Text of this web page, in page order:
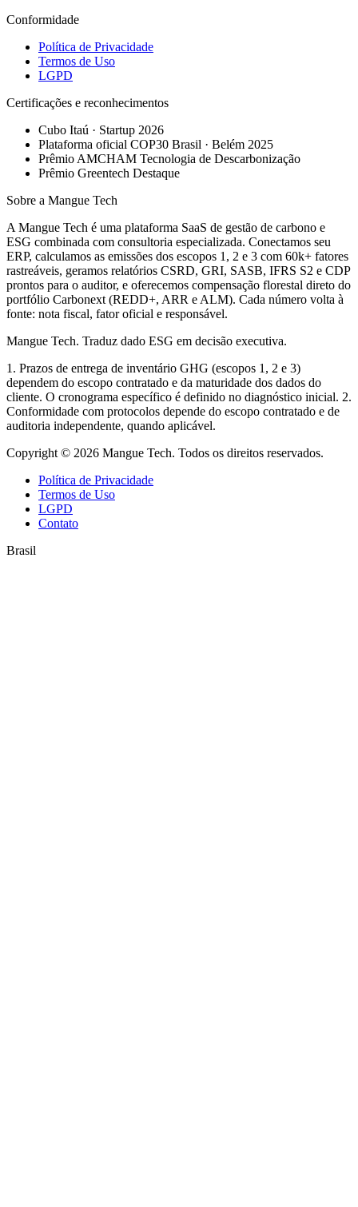
Conformidade
Política de Privacidade
Termos de Uso
LGPD
Certificações e reconhecimentos
Cubo Itaú · Startup 2026
Plataforma oficial COP30 Brasil · Belém 2025
Prêmio AMCHAM Tecnologia de Descarbonização
Prêmio Greentech Destaque
Sobre a Mangue Tech
A Mangue Tech é uma plataforma SaaS de gestão de carbono e
ESG combinada com consultoria especializada. Conectamos seu
ERP, calculamos as emissões dos escopos 1, 2 e 3 com 60k+ fatores
rastreáveis, geramos relatórios CSRD, GRI, SASB, IFRS S2 e CDP
prontos para o auditor, e oferecemos compensação florestal direto do
portfólio Carbonext (REDD+, ARR e ALM). Cada número volta à
fonte: nota fiscal, fator oficial e responsável.
Mangue Tech. Traduz dado ESG em decisão executiva.
1. Prazos de entrega de inventário GHG (escopos 1, 2 e 3)
dependem do escopo contratado e da maturidade dos dados do
cliente. O cronograma específico é definido no diagnóstico inicial. 2.
Conformidade com protocolos depende do escopo contratado e de
auditoria independente, quando aplicável.
Copyright © 2026 Mangue Tech. Todos os direitos reservados.
Política de Privacidade
Termos de Uso
LGPD
Contato
Brasil